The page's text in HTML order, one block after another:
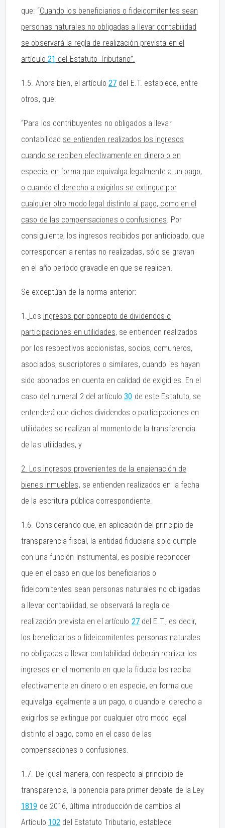
que: “Cuando los beneficiarios o fideicomitentes sean
personas naturales no obligadas a llevar contabilidad
se observará la regla de realización prevista en el
artículo 21 del Estatuto Tributario”.
1.5. Ahora bien, el artículo 27 del E.T. establece, entre
otros, que:
“Para los contribuyentes no obligados a llevar
contabilidad se entienden realizados los ingresos
cuando se reciben efectivamente en dinero o en
especie, en forma que equivalga legalmente a un pago,
o cuando el derecho a exigirlos se extingue por
cualquier otro modo legal distinto al pago, como en el
caso de las compensaciones o confusiones. Por
consiguiente, los ingresos recibidos por anticipado, que
correspondan a rentas no realizadas, sólo se gravan
en el año período gravadle en que se realicen.
Se exceptúan de la norma anterior:
1. Los ingresos por concepto de dividendos o
participaciones en utilidades, se entienden realizados
por los respectivos accionistas, socios, comuneros,
asociados, suscriptores o similares, cuando les hayan
sido abonados en cuenta en calidad de exigidles. En el
caso del numeral 2 del artículo30 de este Estatuto, se
entenderá que dichos dividendos o participaciones en
utilidades se realizan al momento de la transferencia
de las utilidades, y
2. Los ingresos provenientes de la enajenación de
bienes inmuebles, se entienden realizados en la fecha
de la escritura pública correspondiente.
1.6. Considerando que, en aplicación del principio de
transparencia fiscal, la entidad fiduciaria solo cumple
con una función instrumental, es posible reconocer
que en el caso en que los beneficiarios o
fideicomitentes sean personas naturales no obligadas
a llevar contabilidad, se observará la regla de
realización prevista en el artículo 27del E.T.; es decir,
los beneficiarios o fideicomitentes personas naturales
no obligadas a llevar contabilidad deberán realizar los
ingresos en el momento en que la fiducia los reciba
efectivamente en dinero o en especie, en forma que
equivalga legalmente a un pago, o cuando el derecho a
exigirlos se extingue por cualquier otro modo legal
distinto al pago, como en el caso de las
compensaciones o confusiones.
1.7. De igual manera, con respecto al principio de
transparencia, la ponencia para primer debate de la Ley
1819 de 2016, última introducción de cambios al
Artículo 102 del Estatuto Tributario, establece